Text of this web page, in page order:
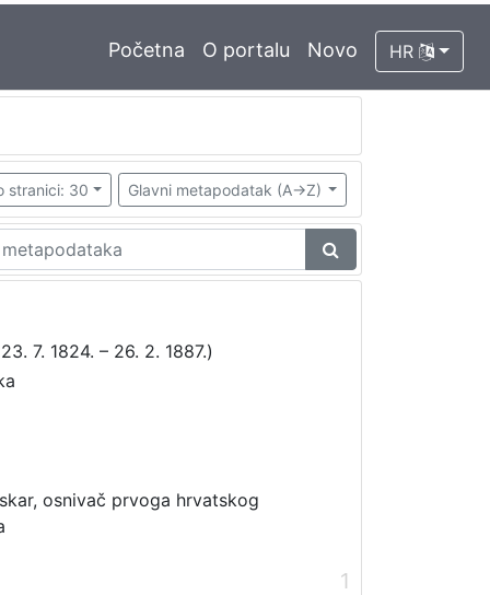
Početna O portalu Novo HR
stranici: 30 Glavni metapodatak (A->Z)
7. 1824. – 26. 2. 1887.)
osnivač prvoga hrvatskog
1